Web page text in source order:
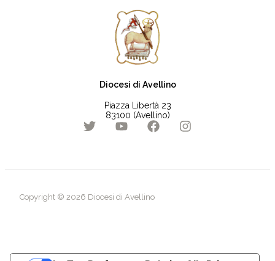
Diocesi di Avellino
Piazza Libertà 23
83100 (Avellino)
Copyright © 2026 Diocesi di Avellino